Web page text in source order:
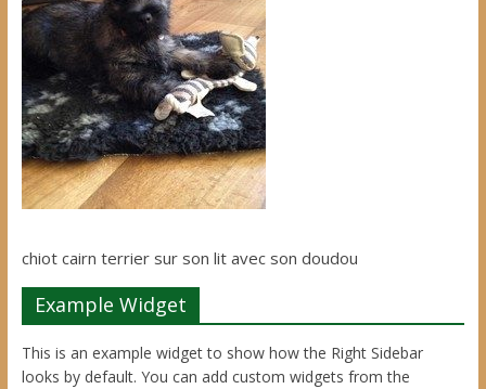
chiot cairn terrier sur son lit avec son doudou
Example Widget
This is an example widget to show how the Right Sidebar
looks by default. You can add custom widgets from the